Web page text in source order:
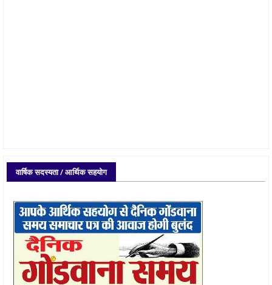
वार्षिक सदस्यता / आर्थिक सहयोग